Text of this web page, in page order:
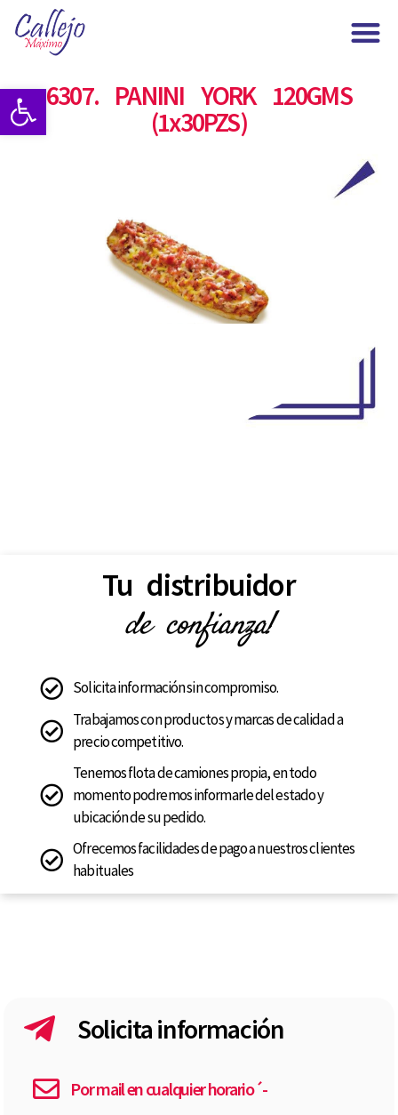
Abrir barra de herramientas
6307. PANINI YORK 120GMS
(1x30PZS)
Tu distribuidor
de confianza!
Solicita información sin compromiso.
Trabajamos con productos y marcas de calidad a
precio competitivo.
Tenemos flota de camiones propia, en todo
momento podremos informarle del estado y
ubicación de su pedido.
Ofrecemos facilidades de pago a nuestros clientes
habituales
Solicita información
Por mail en cualquier horario´-